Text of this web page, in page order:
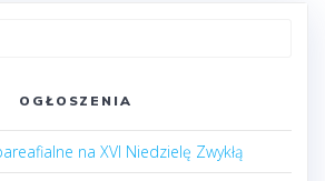
OGŁOSZENIA
na XVI Niedzielę Zwykłą